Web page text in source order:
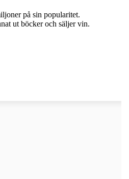
på sin popularitet.
ut böcker och säljer vin.